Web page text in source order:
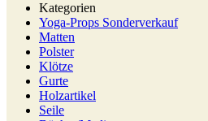
Kategorien
Yoga-Props Sonderverkauf
Matten
Polster
Klötze
Gurte
Holzartikel
Seile